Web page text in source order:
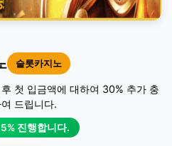
슬롯카지노
첫 입금액에 대하여 30% 추가 충
드립니다.
진행합니다.